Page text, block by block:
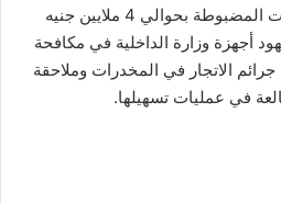
وتقدر القيمة النقدية للمخدرات المضبوطة بحوالي 4 ملايين جنيه
أجهزة وزارة الداخلية في مكافحة
الاتجار في المخدرات وملاحقة
في عمليات تسهيلها.